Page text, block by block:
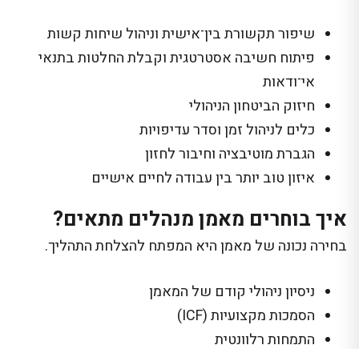
שיפור תקשורת בין־אישית וניהול שיחות קשות
פיתוח חשיבה אסטרטגית וקבלת החלטות בתנאי
אי־ודאות
חיזוק הביטחון הניהולי
כלים לניהול זמן וסדר עדיפויות
הגברת מוטיבציה וחיבור לחזון
איזון טוב יותר בין עבודה לחיים אישיים
איך בוחרים מאמן מנהלים מתאים?
בחירה נכונה של מאמן היא המפתח להצלחת התהליך.
ניסיון ניהולי קודם של המאמן
הסמכות מקצועיות (ICF)
התמחות רלוונטית